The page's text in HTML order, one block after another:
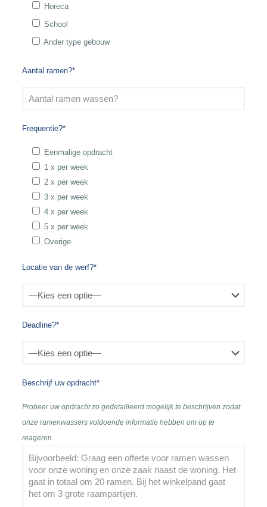
Horeca
School
Ander type gebouw
Aantal ramen?*
Frequentie?*
Eenmalige opdracht
1 x per week
2 x per week
3 x per week
4 x per week
5 x per week
Overige
Locatie van de werf?*
Deadline?*
Beschrijf uw opdracht*
Probeer uw opdracht zo gedetailleerd mogelijk te beschrijven zodat
onze ramenwassers voldoende informatie hebben om op te
reageren.